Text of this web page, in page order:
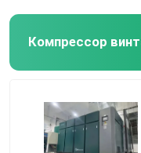
Случаи
Спросите цитату